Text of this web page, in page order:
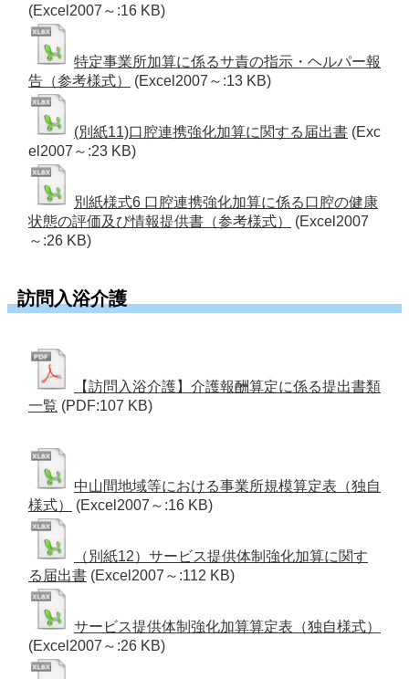
(Excel2007～:16 KB)
特定事業所加算に係るサ責の指示・ヘルパー報
告（参考様式）
(Excel2007～:13 KB)
(別紙11)口腔連携強化加算に関する届出書 (Exc
el2007～:23 KB)
別紙様式6 口腔連携強化加算に係る口腔の健康
状態の評価及び情報提供書（参考様式）
(Excel2007
～:26 KB)
訪問入浴介護
【訪問入浴介護】介護報酬算定に係る提出書類
一覧 (PDF:107 KB)
中山間地域等における事業所規模算定表（独自
様式）
(Excel2007～:16 KB)
（別紙12）サービス提供体制強化加算に関す
る届出書 (Excel2007～:112 KB)
サービス提供体制強化加算算定表（独自様式）
(Excel2007～:26 KB)